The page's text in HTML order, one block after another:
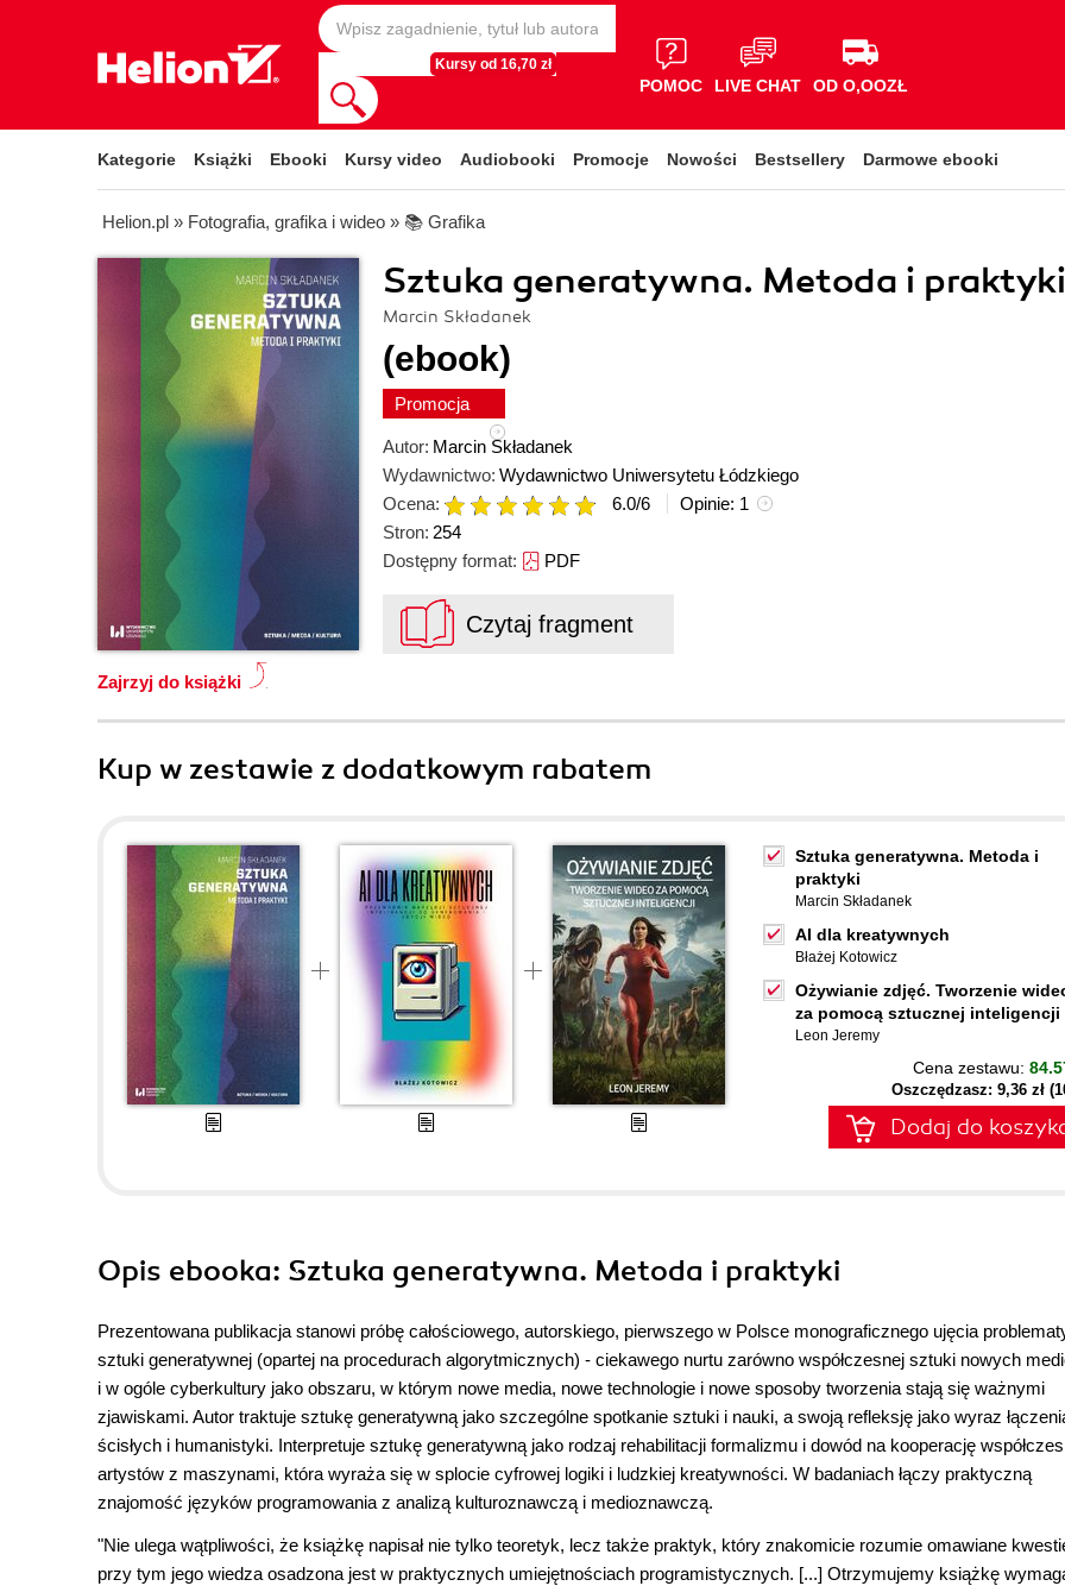
Kursy od 16,70 zł
POMOC LIVE CHAT OD O,OOZŁ
Kategorie Książki Ebooki Kursy video Audiobooki Promocje Nowości Bestsellery Darmowe ebooki
Helion.pl » Fotografia, grafika i wideo » 📚 Grafika
Sztuka generatywna. Metoda i praktyki
Marcin Składanek
(ebook)
Promocja
Zajrzyj do książki
Autor: Marcin Składanek
Wydawnictwo: Wydawnictwo Uniwersytetu Łódzkiego
Ocena:
6.0/6 Opinie: 1
Stron: 254
Dostępny format: PDF
Czytaj fragment
Kup w zestawie z dodatkowym rabatem
Sztuka generatywna. Metoda i
praktyki
Marcin Składanek
AI dla kreatywnych
Błażej Kotowicz
Ożywianie zdjęć. Tworzenie
za pomocą sztucznej inteligencji
Leon Jeremy
Cena zestawu:
Oszczędzasz: 9,36 zł
Dodaj do
Opis ebooka: Sztuka generatywna. Metoda i praktyki
Prezentowana publikacja stanowi próbę całościowego, autorskiego, pierwszego w Polsce monograficznego ujęcia
sztuki generatywnej (opartej na procedurach algorytmicznych) - ciekawego nurtu zarówno współczesnej sztuki nowych
i w ogóle cyberkultury jako obszaru, w którym nowe media, nowe technologie i nowe sposoby tworzenia stają się ważnymi
zjawiskami. Autor traktuje sztukę generatywną jako szczególne spotkanie sztuki i nauki, a swoją refleksję jako wyraz
ścisłych i humanistyki. Interpretuje sztukę generatywną jako rodzaj rehabilitacji formalizmu i dowód na kooperację
artystów z maszynami, która wyraża się w splocie cyfrowej logiki i ludzkiej kreatywności. W badaniach łączy praktyczną
znajomość języków programowania z analizą kulturoznawczą i medioznawczą.
"Nie ulega wątpliwości, że książkę napisał nie tylko teoretyk, lecz także praktyk, który znakomicie rozumie omawiane
przy tym jego wiedza osadzona jest w praktycznych umiejętnościach programistycznych. [...] Otrzymujemy książkę